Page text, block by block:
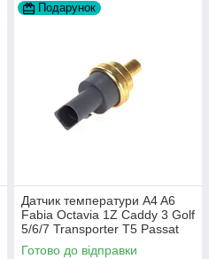
Подарунок
Датчик температури A4 A6
Fabia Octavia 1Z Caddy 3 Golf
5/6/7 Transporter T5 Passat
B6 (колір сірий)
Готово до відправки